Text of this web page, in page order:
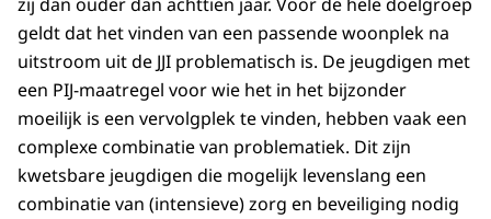
zij dan ouder dan achttien jaar. Voor de hele doelgroep
geldt dat het vinden van een passende woonplek na
uitstroom uit de JJI problematisch is. De jeugdigen met
een PIJ-maatregel voor wie het in het bijzonder
moeilijk is een vervolgplek te vinden, hebben vaak een
complexe combinatie van problematiek. Dit zijn
kwetsbare jeugdigen die mogelijk levenslang een
combinatie van (intensieve) zorg en beveiliging nodig